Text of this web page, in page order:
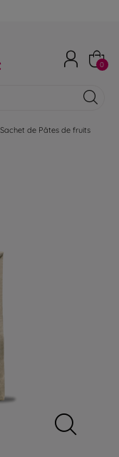
0
Sachet de Pâtes de fruits